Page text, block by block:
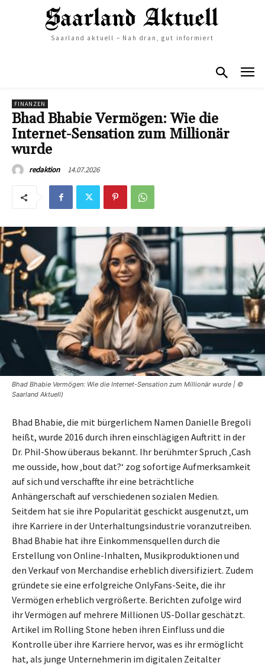
Saarland aktuell – Nah dran, gut informiert
FINANZEN
Bhad Bhabie Vermögen: Wie die
Internet-Sensation zum Millionär
wurde
redaktion 14.07.2026
Bhad Bhabie Vermögen: Wie die Internet-Sensation zum Millionär wurde | ©
Saarland Aktuell)
Bhad Bhabie, die mit bürgerlichem Namen Danielle Bregoli
heißt, wurde 2016 durch ihren einschlägigen Auftritt in der
Dr. Phil-Show überaus bekannt. Ihr berühmter Spruch ‚Cash
me ousside, how ‚bout dat?‘ zog sofortige Aufmerksamkeit
auf sich und verschaffte ihr eine beträchtliche
Anhängerschaft auf verschiedenen sozialen Medien.
Seitdem hat sie ihre Popularität geschickt ausgenutzt, um
ihre Karriere in der Unterhaltungsindustrie voranzutreiben.
Bhad Bhabie hat ihre Einkommensquellen durch die
Erstellung von Online-Inhalten, Musikproduktionen und
den Verkauf von Merchandise erheblich diversifiziert. Zudem
gründete sie eine erfolgreiche OnlyFans-Seite, die ihr
Vermögen erheblich vergrößerte. Berichten zufolge wird
ihr Vermögen auf mehrere Millionen US-Dollar geschätzt.
Artikel im Rolling Stone heben ihren Einfluss und die
Kontrolle über ihre Karriere hervor, was es ihr ermöglicht
hat, als junge Unternehmerin im digitalen Zeitalter